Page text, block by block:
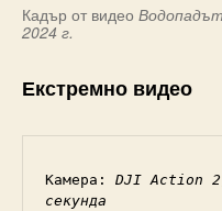
Кадър от видео
2024 г.
Екстремно видео
Камера: DJI Action
секунда